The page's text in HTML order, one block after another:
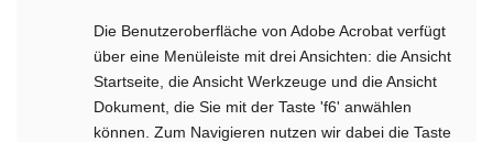
Die Benutzeroberfläche von Adobe Acrobat verfügt
über eine Menüleiste mit drei Ansichten: die Ansicht
Startseite, die Ansicht Werkzeuge und die Ansicht
Dokument, die Sie mit der Taste 'f6' anwählen
können. Zum Navigieren nutzen wir dabei die Taste